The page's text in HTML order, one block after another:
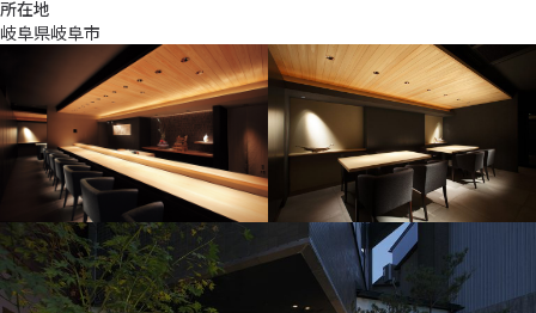
所在地
岐阜県岐阜市